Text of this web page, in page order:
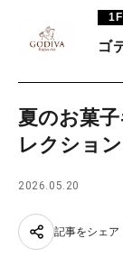
TAX FREE
JP
日本語
1F
ゴ
夏のお菓
レクショ
2026.05.20
記事をシェア